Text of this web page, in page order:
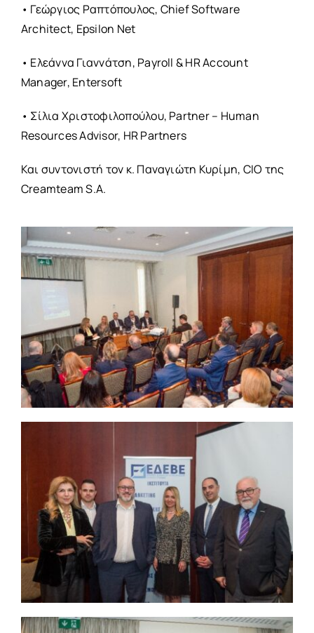
• Γεώργιος Ραπτόπουλος, Chief Software
Architect, Epsilon Net
• Ελεάννα Γιαννάτση, Payroll & HR Account
Manager, Entersoft
• Σίλια Χριστοφιλοπούλου, Partner – Human
Resources Advisor, HR Partners
Και συντονιστή τον κ. Παναγιώτη Κυρίμη, CIO της
Creamteam S.A.